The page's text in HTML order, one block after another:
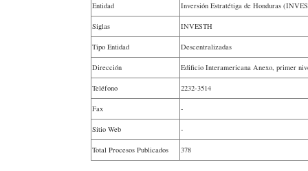
Entidad Inversión Estratétiga de Honduras
Siglas INVESTH
Tipo Entidad Descentralizadas
Dirección Edificio Interamericana Anexo, primer
Teléfono 2232-3514
Fax -
Sitio Web -
Total Procesos Publicados 378